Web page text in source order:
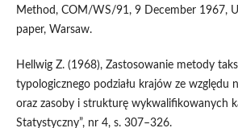
Method, COM/WS/91, 9 December 1967,
paper, Warsaw.
Hellwig Z. (1968), Zastosowanie metody
typologicznego podziału krajów ze względu
oraz zasoby i strukturę wykwalifikowanych
Statystyczny”, nr 4, s. 307–326.